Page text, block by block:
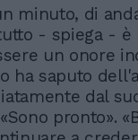
minuto, di
- spiega - è
un onore
ha saputo
dal
pronto».